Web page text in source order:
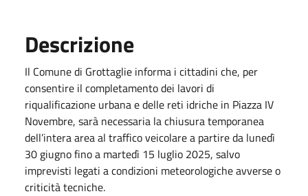
Descrizione
Il Comune di Grottaglie informa i cittadini che, per
consentire il completamento dei lavori di
riqualificazione urbana e delle reti idriche in Piazza IV
Novembre, sarà necessaria la chiusura temporanea
dell’intera area al traffico veicolare a partire da lunedì
30 giugno fino a martedì 15 luglio 2025, salvo
imprevisti legati a condizioni meteorologiche avverse o
criticità tecniche.